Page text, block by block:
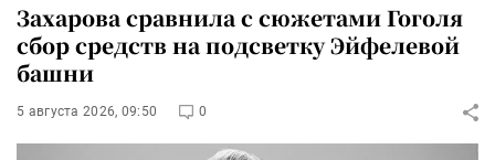
Захарова сравнила с сюжетами Гоголя
сбор средств на подсветку Эйфелевой
башни
5 августа 2026, 09:50 0